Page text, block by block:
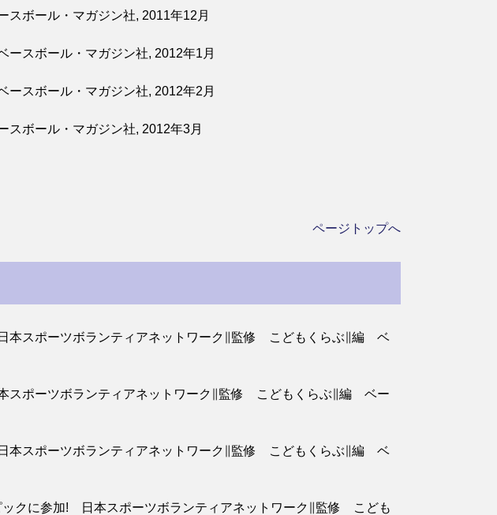
ール・マガジン社, 2011年12月
ボール・マガジン社, 2012年1月
ボール・マガジン社, 2012年2月
ール・マガジン社, 2012年3月
ページトップへ
スポーツボランティアネットワーク∥監修 こどもくらぶ∥編 ベ
ポーツボランティアネットワーク∥監修 こどもくらぶ∥編 ベー
スポーツボランティアネットワーク∥監修 こどもくらぶ∥編 ベ
クに参加! 日本スポーツボランティアネットワーク∥監修 こども